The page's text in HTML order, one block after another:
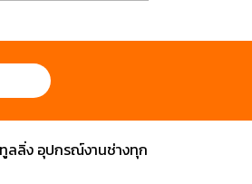
ลลิ่ง อุปกรณ์งานช่างทุก